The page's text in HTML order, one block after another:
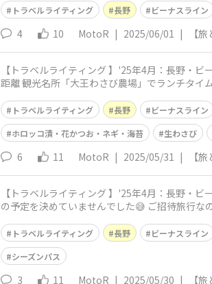
トラベルライティング 長野 ビーナスライン
4 10 MotoR | 2025/06/01 | 【
【トラベルライティング 】'25年4月：長野・ビーナスライン（美
距離 観光名所「大王わさび農場」でランチタイム😃 MotoR夫婦は、４～５回と訪れたことが有りますが 「TVで紹介されているの見
トラベルライティング 長野 ビーナスライン
ホロッコ漬・花かつお・ネギ・海苔
生わさび
6 11 MotoR | 2025/05/31 | 【
【トラベルライティング 】'25年4月：長野・ビーナスライン
の予定を決めていませんでした😅 ご招待旅行
トラベルライティング 長野 ビーナスライン
シーズンパス
3 11 MotoR | 2025/05/30 | 【